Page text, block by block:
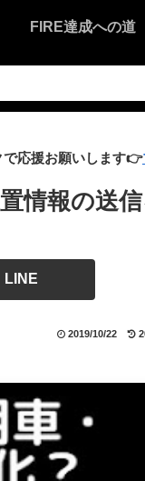
FIRE達成への道
で応援お願いします👉
情報の送
LINE
2019/10/22